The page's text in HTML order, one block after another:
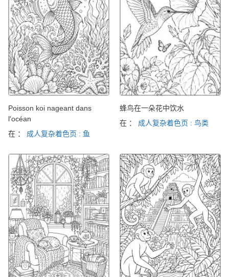
Poisson koi nageant dans
l'océan
在 ： 成人复杂着色页 : 鱼
蜂鸟在一朵花中饮水
在 ： 成人复杂着色页 : 鸟类